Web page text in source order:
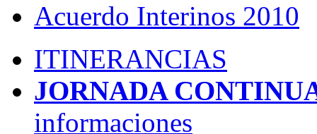
Acuerdo Interinos 2010
ITINERANCIAS
JORNADA
informaciones